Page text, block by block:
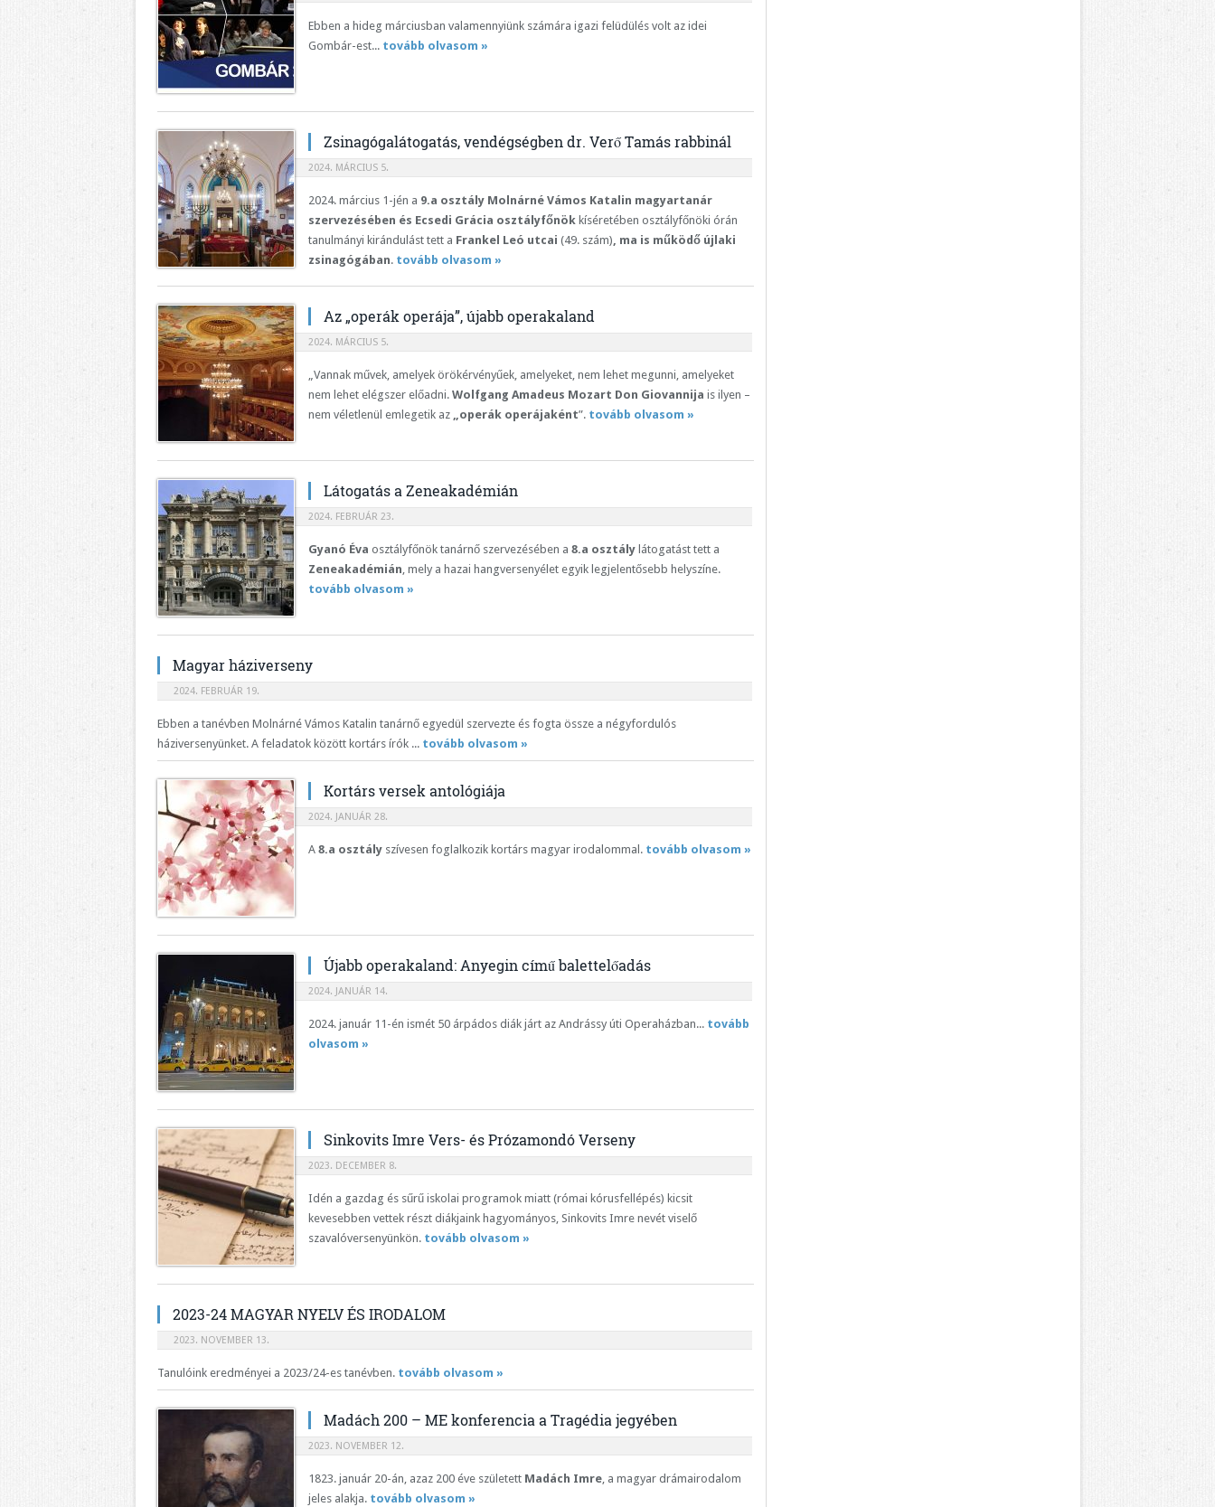
Ebben a hideg márciusban valamennyiünk számára igazi felüdülés volt az idei
Gombár-est... tovább olvasom »
Zsinagógalátogatás, vendégségben dr. Verő Tamás rabbinál
2024. MÁRCIUS 5.
2024. március 1-jén a 9.a osztály Molnárné Vámos Katalin magyartanár
szervezésében és Ecsedi Grácia osztályfőnök kíséretében osztályfőnöki órán
tanulmányi kirándulást tett a Frankel Leó utcai (49. szám) , ma is működő újlaki
zsinagógában. tovább olvasom »
Az „operák operája”, újabb operakaland
2024. MÁRCIUS 5.
„Vannak művek, amelyek örökérvényűek, amelyeket, nem lehet megunni, amelyeket
nem lehet elégszer előadni. Wolfgang Amadeus Mozart Don Giovannija is ilyen –
nem véletlenül emlegetik az
„operák operájaként”. tovább olvasom »
Látogatás a Zeneakadémián
2024. FEBRUÁR 23.
Gyanó Éva osztályfőnök tanárnő szervezésében a 8.a osztálylátogatást tett a
Zeneakadémián , mely a hazai hangversenyélet egyik legjelentősebb helyszíne.
tovább olvasom »
Magyar háziverseny
2024. FEBRUÁR 19.
Ebben a tanévben Molnárné Vámos Katalin tanárnő egyedül szervezte és fogta össze a négyfordulós
háziversenyünket. A feladatok között kortárs írók ... tovább olvasom »
Kortárs versek antológiája
2024. JANUÁR 28.
A 8.a osztályszívesen foglalkozik kortárs magyar irodalommal. tovább olvasom »
Újabb operakaland: Anyegin című balettelőadás
2024. JANUÁR 14.
2024. január 11-én ismét 50 árpádos diák járt az Andrássy úti Operaházban... tovább
olvasom »
Sinkovits Imre Vers- és Prózamondó Verseny
2023. DECEMBER 8.
Idén a gazdag és sűrű iskolai programok miatt (római kórusfellépés) kicsit
kevesebben vettek részt diákjaink hagyományos, Sinkovits Imre nevét viselő
szavalóversenyünkön. tovább olvasom »
2023-24 MAGYAR NYELV ÉS IRODALOM
2023. NOVEMBER 13.
Tanulóink eredményei a 2023/24-es tanévben. tovább olvasom »
Madách 200 – ME konferencia a Tragédia jegyében
2023. NOVEMBER 12.
1823. január 20-án, azaz 200 éve született Madách Imre, a magyar drámairodalom
jeles alakja. tovább olvasom »